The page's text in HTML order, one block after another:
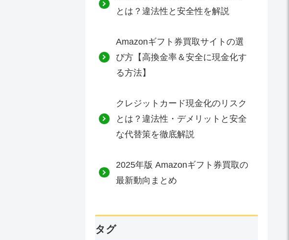
とは？違法性と安全性を解説
Amazonギフト券買取サイトの選
び方【高換金率＆安全に現金化す
る方法】
クレジットカード現金化のリスク
とは？違法性・デメリットと安全
な代替策を徹底解説
2025年版 Amazonギフト券買取の
最新動向まとめ
タグ